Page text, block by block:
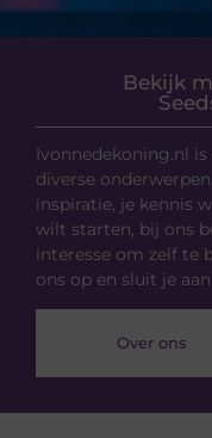
Bekijk
Ivonnedekoning.nl
diverse
inspiratie, je kennis
wilt starten, bij ons
interesse om zelf te
ons op en sluit je
Over ons